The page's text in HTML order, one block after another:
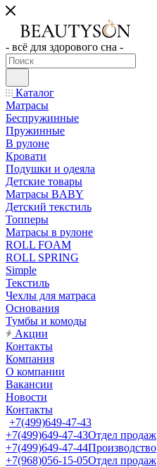
- всё для здорового сна -
Каталог
Матрасы
Беспружинные
Пружинные
В рулоне
Кровати
Подушки и одеяла
Детские товары
Матрасы BABY
Детский текстиль
Топперы
Матрасы в рулоне
ROLL FOAM
ROLL SPRING
Simple
Текстиль
Чехлы для матраса
Основания
Тумбы и комоды
Акции
Контакты
Компания
О компании
Вакансии
Новости
Контакты
+7(499)649-47-43
+7(499)649-47-43Отдел продаж
+7(499)649-47-44Производство
+7(968)056-15-05Отдел продаж